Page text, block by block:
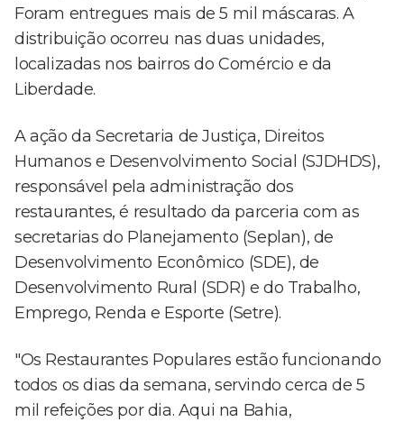
Foram entregues mais de 5 mil máscaras. A
distribuição ocorreu nas duas unidades,
localizadas nos bairros do Comércio e da
Liberdade.
A ação da Secretaria de Justiça, Direitos
Humanos e Desenvolvimento Social (SJDHDS),
responsável pela administração dos
restaurantes, é resultado da parceria com as
secretarias do Planejamento (Seplan), de
Desenvolvimento Econômico (SDE), de
Desenvolvimento Rural (SDR) e do Trabalho,
Emprego, Renda e Esporte (Setre).
"Os Restaurantes Populares estão funcionando
todos os dias da semana, servindo cerca de 5
mil refeições por dia. Aqui na Bahia,